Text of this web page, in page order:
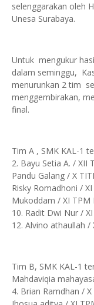
selenggarakan oleh
Unesa Surabaya.
Untuk mengukur
dalam seminggu,
menurunkan 2 tim
menggembirakan,
final.
Tim A , SMK KAL-1
2. Bayu Setia A. / XII
Pandu Galang / X
Risky Romadhoni /
Mukoddam / XI TPM
10. Radit Dwi Nur /
12. Alvino athaullah /
Tim B, SMK KAL-1
Mahdaviqia
4. Brian Ramdhan /